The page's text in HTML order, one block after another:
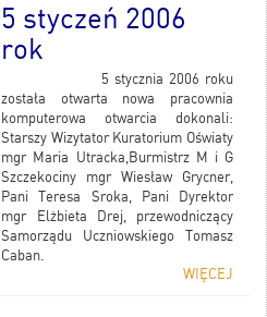
5 styczeń 2006
rok
5 stycznia 2006 roku
została otwarta nowa pracownia
komputerowa otwarcia dokonali:
Starszy Wizytator Kuratorium Oświaty
mgr Maria Utracka,Burmistrz M i G
Szczekociny mgr Wiesław Grycner,
Pani Teresa Sroka, Pani Dyrektor
mgr Elżbieta Drej, przewodniczący
Samorządu Uczniowskiego Tomasz
Caban.
WIĘCEJ